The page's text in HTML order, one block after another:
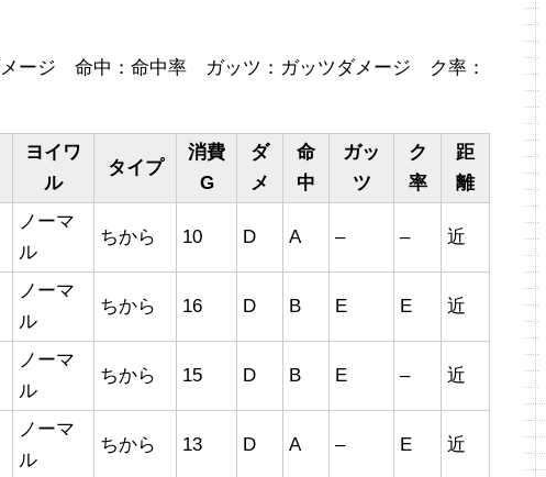
ージ 命中：命中率 ガッツ：ガッツダメージ ク率：
ヨイワ
ル
タイプ
消費
G
ダ
メ
命
中
ガッ
ツ
ク
率
距
離
ノーマ
ル
ちから 10 D A – – 近
ノーマ
ル
ちから 16 D B E E 近
ノーマ
ル
ちから 15 D B E – 近
ノーマ
ル
ちから 13 D A – E 近